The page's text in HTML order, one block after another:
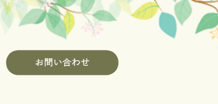
お問い合わせ